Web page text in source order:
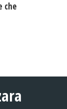
che